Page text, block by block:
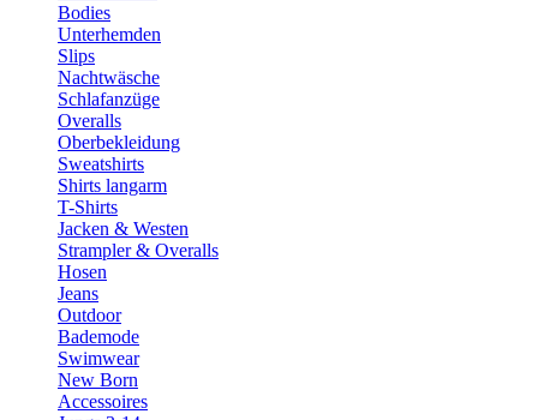
Bodies
Unterhemden
Slips
Nachtwäsche
Schlafanzüge
Overalls
Oberbekleidung
Sweatshirts
Shirts langarm
T-Shirts
Jacken & Westen
Strampler & Overalls
Hosen
Jeans
Outdoor
Bademode
Swimwear
New Born
Accessoires